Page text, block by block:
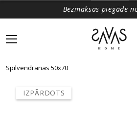
Bezmaksas piegāde
Spilvendrānas 50x70
IZPĀRDOTS